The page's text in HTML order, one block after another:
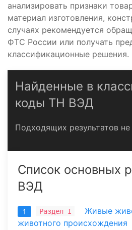
анализировать признаки
материал изготовления,
случаях рекомендуется
ФТС России или получать
классификационные решения.
Найденные в
коды ТН ВЭД
Подходящих результатов не
Список основных
ВЭД
1 Раздел I
Живые
животного происхождения